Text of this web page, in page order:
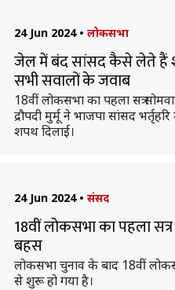
24 Jun 2024 • लोकसभा
जेल में बंद सांसद कैसे लेते हैं
सभी सवालों के जवाब
18वीं लोकसभा का पहला सत्र
द्रौपदी मुर्मू ने भाजपा सांसद
शपथ दिलाई।
24 Jun 2024 • संसद
18वीं लोकसभा का पहला
बहस
लोकसभा चुनाव के बाद 18वीं
से शुरू हो गया है।